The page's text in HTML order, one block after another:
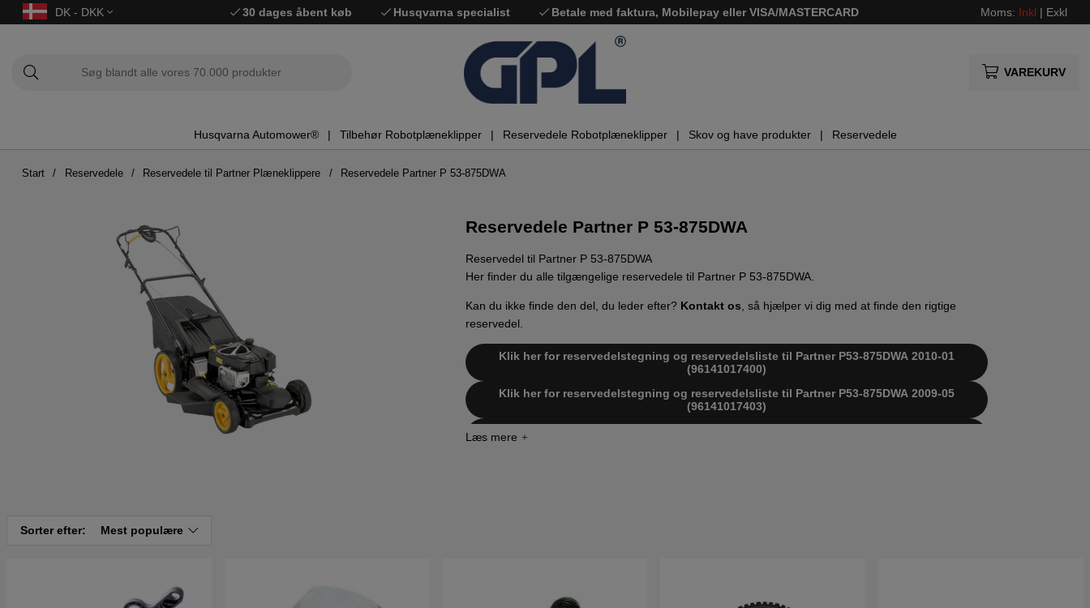
DK - DKK 30 dages åbent køb Husqvarna specialist Betale med faktura, Mobilepay eller VISA/MASTERCARD Moms: Inkl | Exkl
VAREKURV
Husqvarna Automower® Tilbehør Robotplæneklipper Reservedele Robotplæneklipper Skov og have produkter Reservedele
Start Reservedele Reservedele til Partner Plæneklippere Reservedele Partner P 53-875DWA
Reservedele Partner P 53-875DWA
Reservedel til Partner P 53-875DWA
Her finder du alle tilgængelige reservedele til Partner P 53-875DWA.
Kan du ikke finde den del, du leder efter? Kontakt os, så hjælper vi dig med at finde den rigtige
reservedel.
Klik her for reservedelstegning og reservedelsliste til Partner P53-875DWA 2010-01
(96141017400)
Klik her for reservedelstegning og reservedelsliste til Partner P53-875DWA 2009-05
(96141017403)
Sorter efter: Mest populære